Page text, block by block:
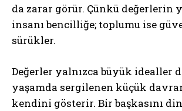
da zarar görür. Çünkü değerlerin
insanı bencilliğe; toplumu ise
sürükler.
Değerler yalnızca büyük idealler
yaşamda sergilenen küçük
kendini gösterir. Bir başkasını